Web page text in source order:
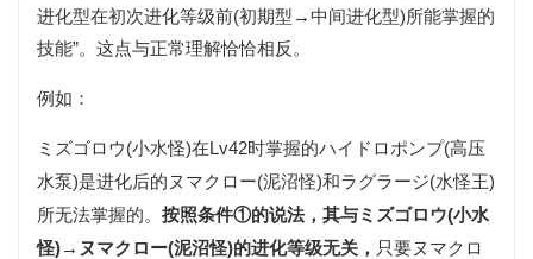
进化型在初次进化等级前(初期型→中间进化型)所能掌握的
技能”。这点与正常理解恰恰相反。
例如：
ミズゴロウ(小水怪)在Lv42时掌握的ハイドロポンプ(高压
水泵)是进化后的 ヌマクロー(泥沼怪)和ラグラージ(水怪王)
所无法掌握的。 按照条件①的说法，其与ミズゴロウ(小水
怪)→ ヌマクロー(泥沼怪)的进化等级无关， 只要ヌマクロ